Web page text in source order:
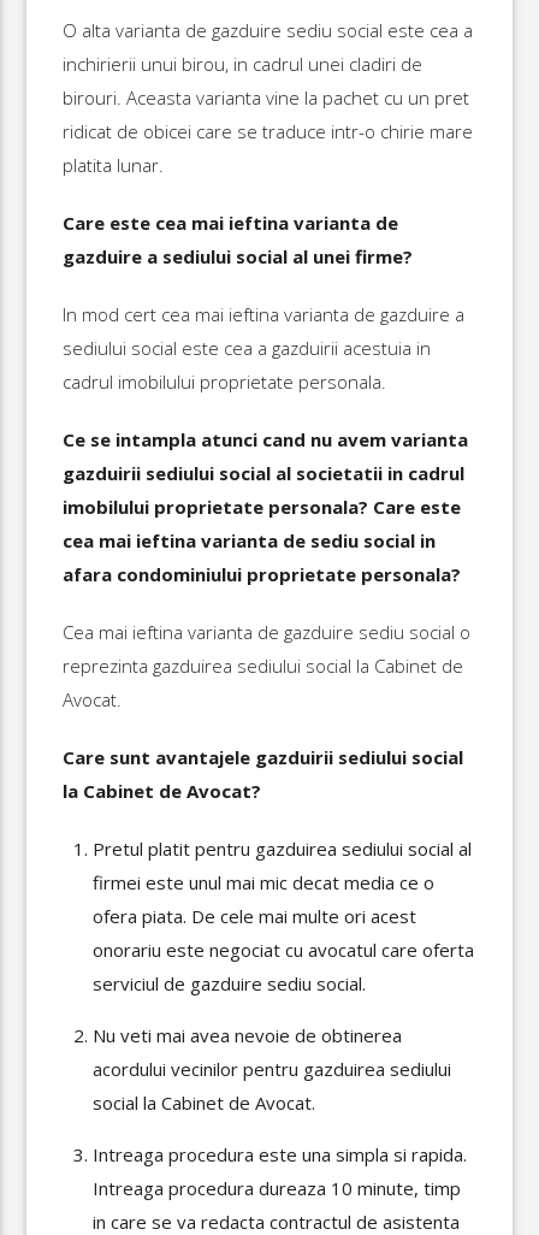
O alta varianta de gazduire sediu social este cea a
inchirierii unui birou, in cadrul unei cladiri de
birouri. Aceasta varianta vine la pachet cu un pret
ridicat de obicei care se traduce intr-o chirie mare
platita lunar.
Care este cea mai ieftina varianta de
gazduire a sediului social al unei firme?
In mod cert cea mai ieftina varianta de gazduire a
sediului social este cea a gazduirii acestuia in
cadrul imobilului proprietate personala.
Ce se intampla atunci cand nu avem varianta
gazduirii sediului social al societatii in cadrul
imobilului proprietate personala? Care este
cea mai ieftina varianta de sediu social in
afara condominiului proprietate personala?
Cea mai ieftina varianta de gazduire sediu social o
reprezinta gazduirea sediului social la Cabinet de
Avocat.
Care sunt avantajele gazduirii sediului social
la Cabinet de Avocat?
Pretul platit pentru gazduirea sediului social al
firmei este unul mai mic decat media ce o
ofera piata. De cele mai multe ori acest
onorariu este negociat cu avocatul care oferta
serviciul de gazduire sediu social.
Nu veti mai avea nevoie de obtinerea
acordului vecinilor pentru gazduirea sediului
social la Cabinet de Avocat.
Intreaga procedura este una simpla si rapida.
Intreaga procedura dureaza 10 minute, timp
in care se va redacta contractul de asistenta